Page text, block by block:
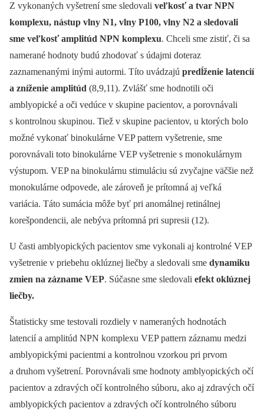
Z vykonaných vyšetrení sme sledovali veľkosť a tvar NPN
komplexu, nástup vlny N1, vlny P100, vlny N2 a sledovali
sme veľkosť amplitúd NPN komplexu. Chceli sme zistiť, či sa
namerané hodnoty budú zhodovať s údajmi doteraz
zaznamenanými inými autormi. Títo uvádzajú predĺženie latencií
a zníženie amplitúd (8,9,11). Zvlášť sme hodnotili oči
amblyopické a oči vedúce v skupine pacientov, a porovnávali
s kontrolnou skupinou. Tiež v skupine pacientov, u ktorých bolo
možné vykonať binokulárne VEP pattern vyšetrenie, sme
porovnávali toto binokulárne VEP vyšetrenie s monokulárnym
výstupom. VEP na binokulárnu stimuláciu sú zvyčajne väčšie než
monokulárne odpovede, ale zároveň je prítomná aj veľká
variácia. Táto sumácia môže byť pri anomálnej retinálnej
korešpondencii, ale nebýva prítomná pri supresii (12).
U časti amblyopických pacientov sme vykonali aj kontrolné VEP
vyšetrenie v priebehu oklúznej liečby a sledovali sme dynamiku
zmien na zázname VEP. Súčasne sme sledovali efekt oklúznej
liečby.
Štatisticky sme testovali rozdiely v nameraných hodnotách
latencií a amplitúd NPN komplexu VEP pattern záznamu medzi
amblyopickými pacientmi a kontrolnou vzorkou pri prvom
a druhom vyšetrení. Porovnávali sme hodnoty amblyopických očí
pacientov a zdravých očí kontrolného súboru, ako aj zdravých očí
amblyopických pacientov a zdravých očí kontrolného súboru